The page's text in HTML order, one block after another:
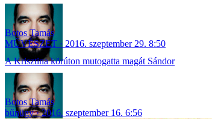
Botos Tamás
MŰVÉSZET
2016. szeptember 29. 8:50
A Krisztina körúton mutogatta magát Sándor
Botos Tamás
bűnügy
2016. szeptember 16. 6:56